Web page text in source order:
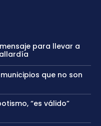
para llevar a
que no son
“es válido”